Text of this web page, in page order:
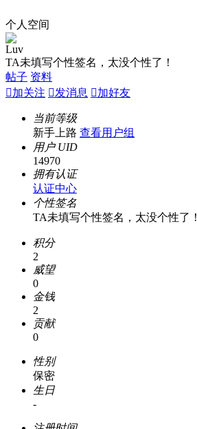
个人空间
Luv
TA未填写个性签名，太没个性了！
帖子 资料
加关注 发消息 加好友
当前等级
新手上路 查看用户组
用户 UID
14970
拥有认证
认证中心
个性签名
TA未填写个性签名，太没个性了！
积分
2
威望
0
金钱
2
贡献
0
性别
保密
生日
-